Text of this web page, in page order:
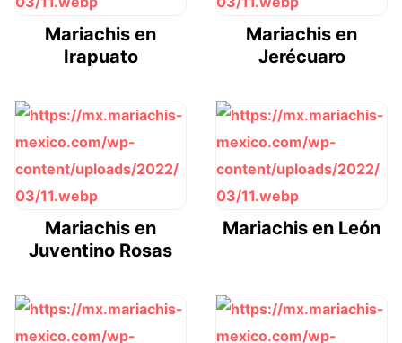
Mariachis en
Irapuato
Mariachis en
Jerécuaro
Mariachis en
Juventino Rosas
Mariachis en León